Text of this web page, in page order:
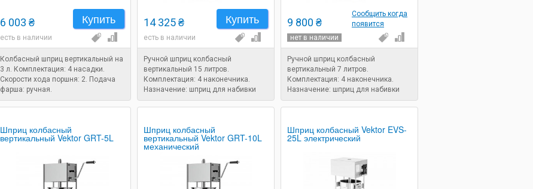
Купить
6 003 ₴
есть в наличии
Колбасный шприц вертикальный на
3 л. Комплектация: 4 насадки.
Скорости хода поршня: 2. Подача
фарша: ручная.
Купить
14 325 ₴
есть в наличии
Ручной шприц колбасный
вертикальный 15 литров.
Комплектация: 4 наконечника.
Назначение: шприц для набивки
колбасы.
Сообщить когда
появится
9 800 ₴
нет в наличии
Ручной шприц колбасный
вертикальный 7 литров.
Комплектация: 4 наконечника.
Назначение: шприц для набивки
колбасы.
Шприц колбасный
вертикальный Vektor GRT-5L
Шприц колбасный
вертикальный Vektor GRT-10L
механический
Шприц колбасный Vektor EVS-
25L электрический